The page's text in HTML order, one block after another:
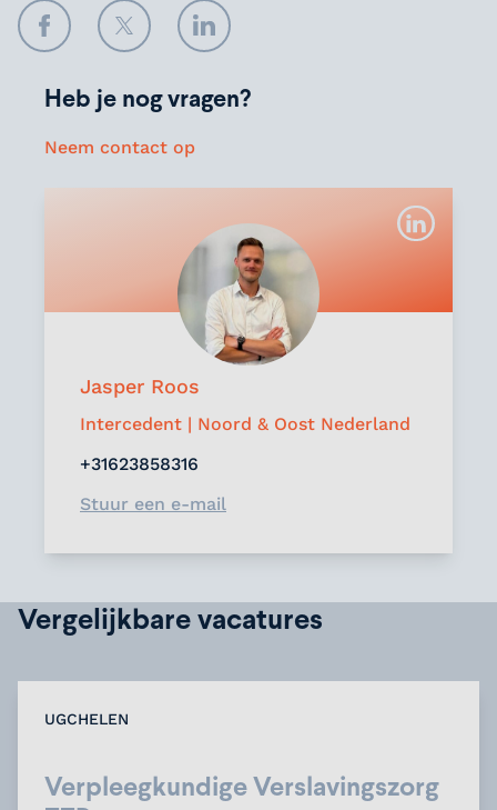
FacebookTwitter LinkedIn
Heb je nog vragen?
Neem contact op
Jasper Roos
Intercedent | Noord & Oost Nederland
+31623858316
Stuur een e-mail
Vergelijkbare vacatures
UGCHELEN
Verpleegkundige Verslavingszorg